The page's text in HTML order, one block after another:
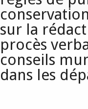
sur la
procès
conseils
dans les